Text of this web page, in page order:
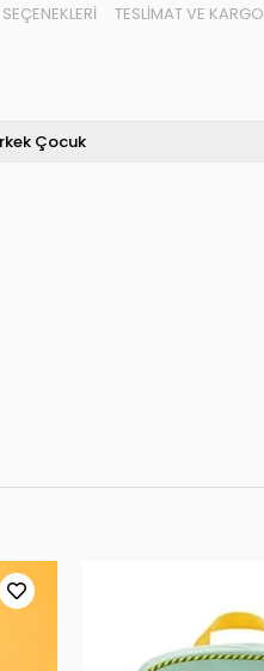
TESLIMAT VE KARGO
Çocuk